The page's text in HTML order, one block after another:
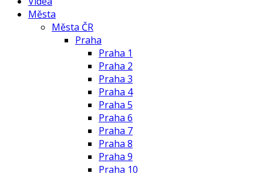
Města
Města ČR
Praha
Praha 1
Praha 2
Praha 3
Praha 4
Praha 5
Praha 6
Praha 7
Praha 8
Praha 9
Praha 10